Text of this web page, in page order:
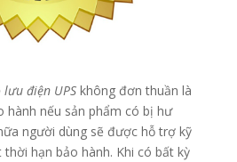
lưu điện UPSkhông đơn thuần là
hành nếu sản phẩm có bị hư
người dùng sẽ được hỗ trợ kỹ
hạn bảo hành. Khi có bất kỳ